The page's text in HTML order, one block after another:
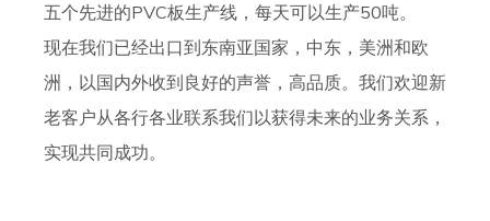
五个先进的PVC板生产线，每天可以生产50吨。
现在我们已经出口到东南亚国家，中东，美洲和欧
洲，以国内外收到良好的声誉，高品质。我们欢迎新
老客户从各行各业联系我们以获得未来的业务关系，
实现共同成功。